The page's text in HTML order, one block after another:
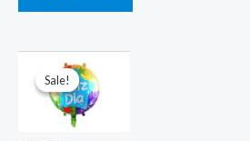
Sale!
Sale!precio
original
era:
$ 4.000.